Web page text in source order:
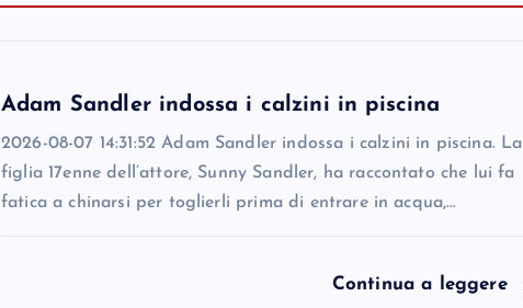
Adam Sandler indossa i calzini in piscina
2026-08-07 14:31:52 Adam Sandler indossa i calzini in piscina. La
figlia 17enne dell’attore, Sunny Sandler, ha raccontato che lui fa
fatica a chinarsi per toglierli prima di entrare in acqua,…
Continua a leggere